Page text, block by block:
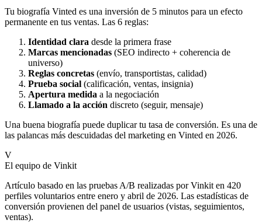
Tu biografía Vinted es una inversión de 5 minutos para un efecto
permanente en tus ventas. Las 6 reglas:
Identidad clara desde la primera frase
Marcas mencionadas (SEO indirecto + coherencia de
universo)
Reglas concretas (envío, transportistas, calidad)
Prueba social (calificación, ventas, insignia)
Apertura medida a la negociación
Llamado a la acción discreto (seguir, mensaje)
Una buena biografía puede duplicar tu tasa de conversión. Es una de
las palancas más descuidadas del marketing en Vinted en 2026.
V
El equipo de Vinkit
Artículo basado en las pruebas A/B realizadas por Vinkit en 420
perfiles voluntarios entre enero y abril de 2026. Las estadísticas de
conversión provienen del panel de usuarios (vistas, seguimientos,
ventas).